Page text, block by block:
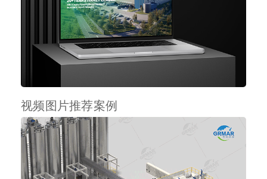
视频图片推荐案例